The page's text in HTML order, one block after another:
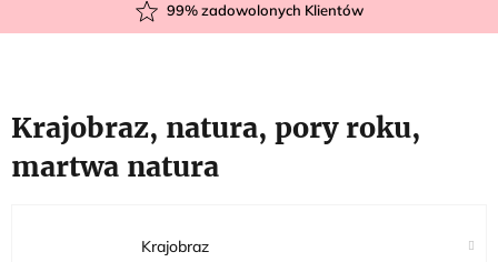
99% zadowolonych Klientów
Krajobraz, natura, pory roku,
martwa natura
Krajobraz